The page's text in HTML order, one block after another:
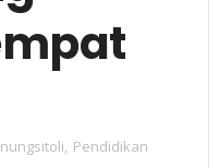
, Pendidikan